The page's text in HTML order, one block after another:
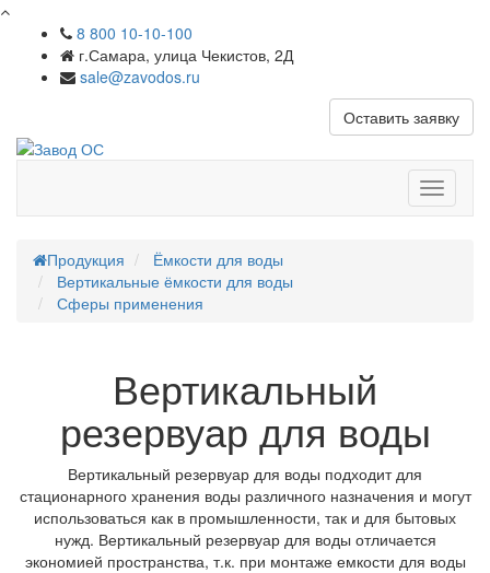
8 800 10-10-100
г.Самара, улица Чекистов, 2Д
sale@zavodos.ru
Оставить заявку
меню
Продукция
Ёмкости для воды
Вертикальные ёмкости для воды
Сферы применения
Вертикальный
резервуар для воды
Вертикальный резервуар для воды подходит для
стационарного хранения воды различного назначения и могут
использоваться как в промышленности, так и для бытовых
нужд. Вертикальный резервуар для воды отличается
экономией пространства, т.к. при монтаже емкости для воды